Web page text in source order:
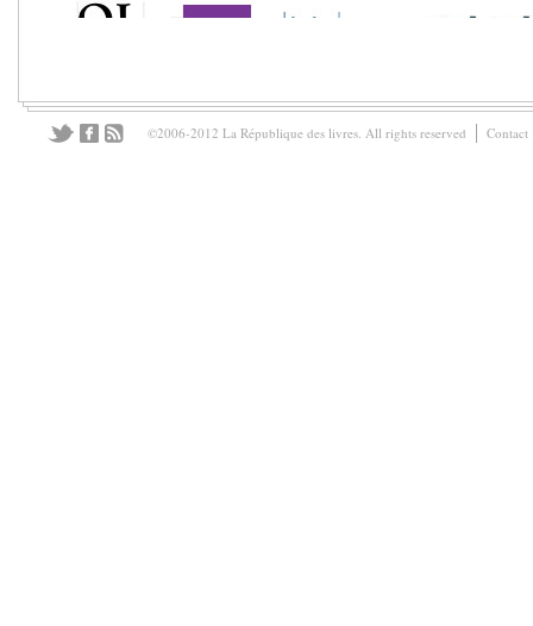
©2006-2012 La République des livres. All rights reserved Contact